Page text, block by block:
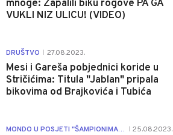
mnoge: Zapalili biku rogove PA GA
VUKLI NIZ ULICU! (VIDEO)
DRUŠTVO 27.08.2023.
Mesi i Gareša pobjednici koride u
Stričićima: Titula "Jablan" pripala
bikovima od Brajkovića i Tubića
MONDO U POSJETI "ŠAMPIONIMA" KORIDE 25.08.2023.